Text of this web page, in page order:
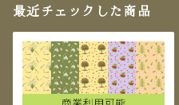
最近チェックした商品